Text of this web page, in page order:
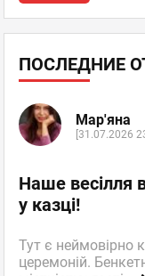
ПОСЛЕДНИЕ
Мар'яна
[31.07.2026
Наше весілля
у казці!
Тут є неймовірно
церемоній.